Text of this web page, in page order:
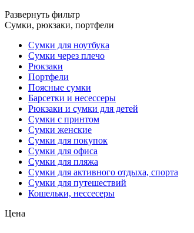
Развернуть фильтр
Сумки, рюкзаки, портфели
Сумки для ноутбука
Сумки через плечо
Рюкзаки
Портфели
Поясные сумки
Барсетки и несессеры
Рюкзаки и сумки для детей
Сумки с принтом
Сумки женские
Сумки для покупок
Сумки для офиса
Сумки для пляжа
Сумки для активного отдыха, спорта
Сумки для путешествий
Кошельки, нессесеры
Цена